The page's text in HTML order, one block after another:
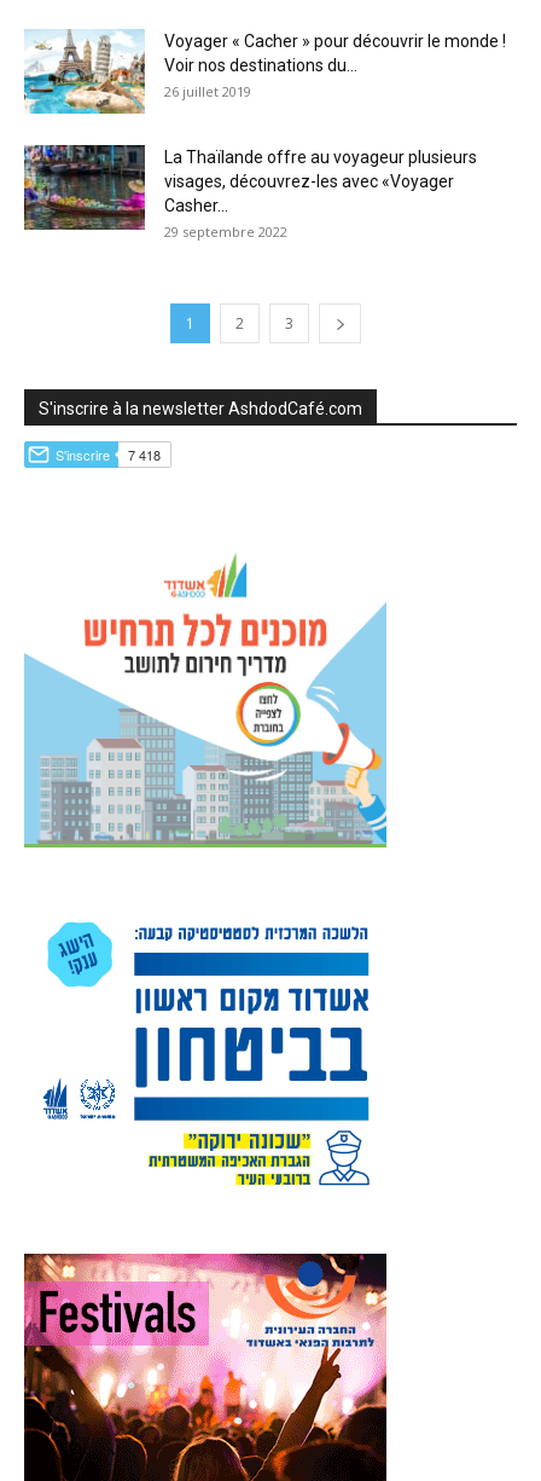
Voyager « Cacher » pour découvrir le monde !
Voir nos destinations du...
26 juillet 2019
La Thaïlande offre au voyageur plusieurs
visages, découvrez-les avec «Voyager
Casher...
29 septembre 2022
1 2 3
S'inscrire à la newsletter AshdodCafé.com